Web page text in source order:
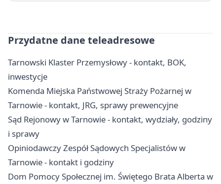
Przydatne dane teleadresowe
Tarnowski Klaster Przemysłowy - kontakt, BOK,
inwestycje
Komenda Miejska Państwowej Straży Pożarnej w
Tarnowie - kontakt, JRG, sprawy prewencyjne
Sąd Rejonowy w Tarnowie - kontakt, wydziały, godziny
i sprawy
Opiniodawczy Zespół Sądowych Specjalistów w
Tarnowie - kontakt i godziny
Dom Pomocy Społecznej im. Świętego Brata Alberta w